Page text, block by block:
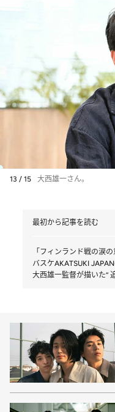
13 / 15 大西雄一さん。
最初から記事を読む
「フィンランド戦の涙
バスケAKATSUKI
大西雄一監督が描いた“